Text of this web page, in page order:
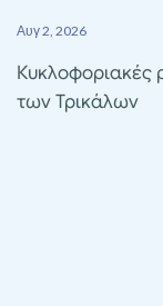
Αυγ 2, 2026
Κυκλοφοριακές
των Τρικάλων